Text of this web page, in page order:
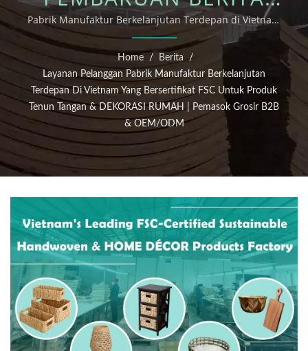
WOODEVER: LAYANAN
PELANGGAN PABRIK
MANUFAKTUR
BERKELANJUTAN
TERDEPAN DI VIETNAM
YANG BERSERTIFIKAT
FSC UNTUK PRODUK
TENUN TANGAN &
DEKORASI RUMAH |
PEMASOK GROSIR B2B
& OEM/ODM
Pabrik Manufaktur Berkelanjutan Terdepan di Vietnam
yang Bersertifikat FSC untuk Produk Tenun Tangan &
DEKORASI RUMAH | Pemasok Grosir B2B & OEM/ODM
Home / Berita
/
Layanan Pelanggan Pabrik Manufaktur Berkelanjutan
Terdepan Di Vietnam Yang Bersertifikat FSC Untuk Produk
Tenun Tangan & DEKORASI RUMAH | Pemasok Grosir B2B
& OEM/ODM